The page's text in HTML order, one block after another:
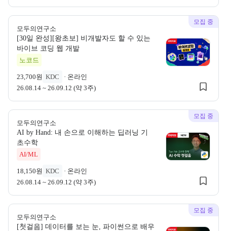
모집 중
모두의연구소
[30일 완성][왕초보] 비개발자도 할 수 있는
바이브 코딩 웹 개발모두의연구소
노코드
모두의연구
23,700원 KDC · 온라인
26.08.14 ~ 26.09.12 (약 3주)
모집 중
모두의연구소
AI by Hand: 내 손으로 이해하는 딥러닝 기
초수학모두의연구소
AI/ML
모두의연구
18,150원 KDC · 온라인
26.08.14 ~ 26.09.12 (약 3주)
모집 중
모두의연구소
[첫걸음] 데이터를 보는 눈, 파이썬으로 배우